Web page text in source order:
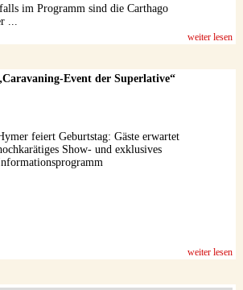
im Programm sind die Carthago
...
weiter lesen
Event der Superlative“
feiert Geburtstag: Gäste erwartet
Show- und exklusives
weiter lesen